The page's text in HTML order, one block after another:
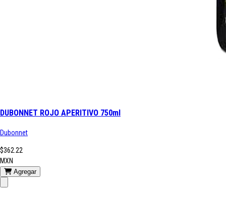
DUBONNET ROJO APERITIVO 750ml
Dubonnet
$362.22
MXN
Agregar